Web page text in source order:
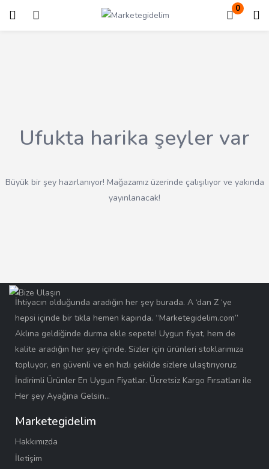
0
Giriş Kayıt ol
Ufukta harika şeyler var
Büyük bir şey hazırlanıyor! Mağazamız üzerinde çalışılıyor ve yakında
yayınlanacak!
İhtiyacın olduğunda aradığın her şey burada. A ‘dan Z ‘ye
hepsi içinde bir tıkla hemen kapında. “Marketegidelim.com”
Aklına geldiğinde durma ekle sepete! Uygun fiyat, hem de
kalite aradığın her şey içinde. Sizler için ürünleri stoklarımıza
topluyor, en güvenli ve en hızlı şekilde sizlere ulaştırıyoruz.
İndirimli Ürünler En Uygun Fiyatlar. Ücretsiz Kargo Fırsatları ile
Her şey Ayağına Gelsin…
Marketegidelim
Hakkımızda
İletişim